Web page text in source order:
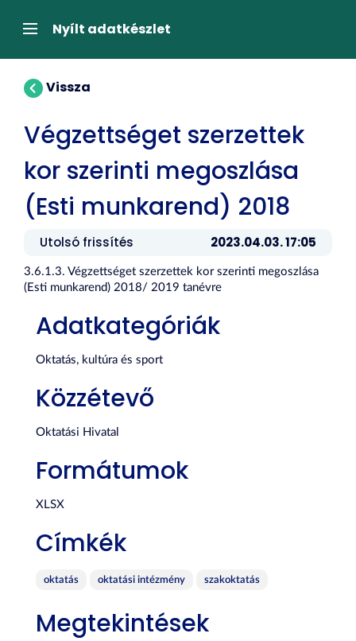
átugrásaNavigációNyílt adatkészlet
Vissza
Végzettséget szerzettek
kor szerinti megoszlása
(Esti munkarend) 2018
Utolsó frissítés 2023.04.03. 17:05
3.6.1.3. Végzettséget szerzettek kor szerinti megoszlása
(Esti munkarend) 2018/ 2019 tanévre
Adatkategóriák
Oktatás, kultúra és sport
Közzétevő
Oktatási Hivatal
Formátumok
XLSX
Címkék
oktatás oktatási intézmény szakoktatás
Megtekintések